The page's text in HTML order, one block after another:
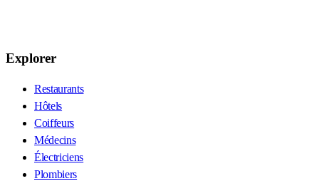
Explorer
Restaurants
Hôtels
Coiffeurs
Médecins
Électriciens
Plombiers